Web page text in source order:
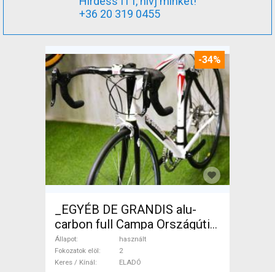
+36 20 319 0455
-34%
_EGYÉB DE GRANDIS alu-
carbon full Campa Országúti
használt ELADÓ
Állapot
használt
Fokozatok elöl
2
Keres / Kínál
ELADÓ